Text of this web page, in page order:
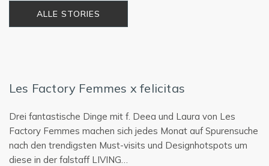
ALLE STORIES
Les Factory Femmes x felicitas
Drei fantastische Dinge mit f. Deea und Laura von Les
Factory Femmes machen sich jedes Monat auf Spurensuche
nach den trendigsten Must-visits und Designhotspots um
diese in der falstaff LIVING…